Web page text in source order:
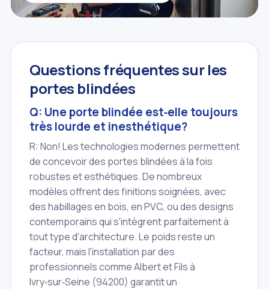
Questions fréquentes sur les
portes blindées
Q: Une porte blindée est‑elle toujours
très lourde et inesthétique?
R: Non! Les technologies modernes permettent
de concevoir des portes blindées à la fois
robustes et esthétiques. De nombreux
modèles offrent des finitions soignées, avec
des habillages en bois, en PVC, ou des designs
contemporains qui s'intègrent parfaitement à
tout type d'architecture. Le poids reste un
facteur, mais l'installation par des
professionnels comme Albert et Fils à
Ivry‑sur‑Seine (94200) garantit un